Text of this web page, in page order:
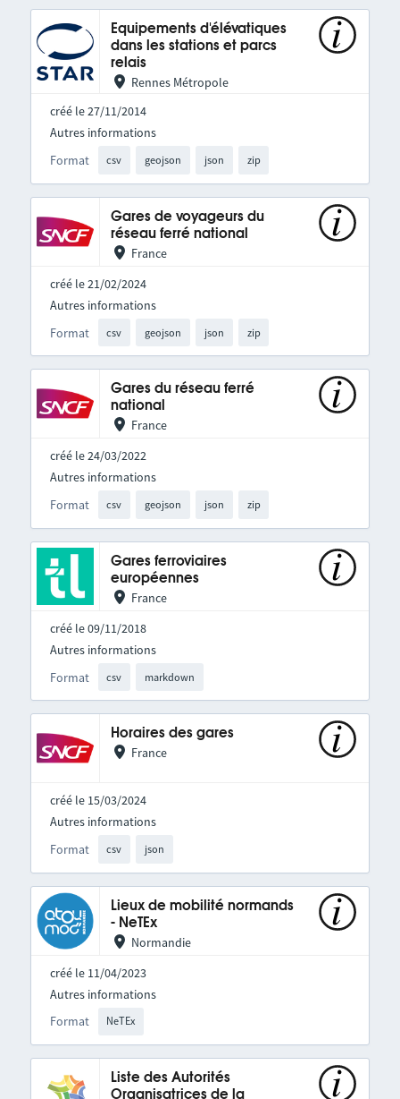
Equipements d'élévatiques
dans les stations et parcs
relais
Rennes Métropole
créé le 27/11/2014
Format csv geojson json zip
Autres informations
Gares de voyageurs du
réseau ferré national
France
créé le 21/02/2024
Format csv geojson json zip
Autres informations
Gares du réseau ferré
national
France
créé le 24/03/2022
Format csv geojson json zip
Autres informations
Gares ferroviaires
européennes
France
créé le 09/11/2018
Format csv markdown
Autres informations
Horaires des gares
France
créé le 15/03/2024
Format csv json
Autres informations
Lieux de mobilité normands
- NeTEx
Normandie
créé le 11/04/2023
Format NeTEx
Autres informations
Liste des Autorités
Organisatrices de la